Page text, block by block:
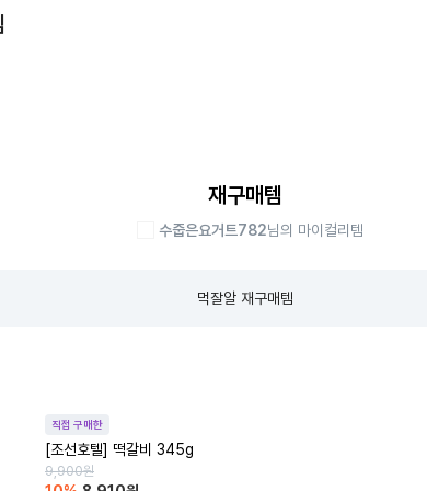
재구매템
수줍은요거트782님의 마이컬리템
먹잘알 재구매템
직접 구매한
[조선호텔] 떡갈비 345g
9,900원